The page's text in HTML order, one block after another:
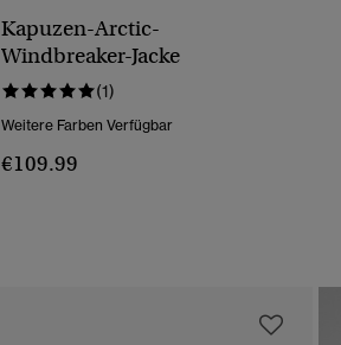
Kapuzen-Arctic-
Windbreaker-Jacke
(1)
Weitere Farben Verfügbar
€109.99